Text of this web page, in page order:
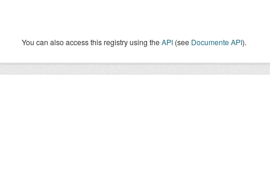
You can also access this registry using theAPI (see Documente API).